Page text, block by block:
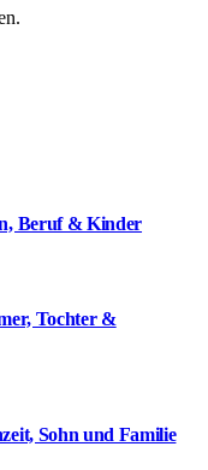
Beruf & Kinder
Tochter &
Sohn und Familie